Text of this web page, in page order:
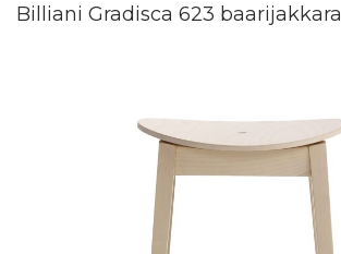
Billiani Gradisca 623 baarijakkara